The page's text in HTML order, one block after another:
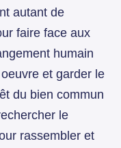
autant de
faire face aux
humain
et garder le
du bien commun
le
rassembler et